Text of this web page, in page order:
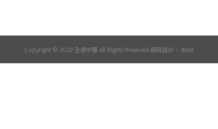
Copyright © 2020 全德中醫 All Rights Reserved.網頁設計 ‧ iBest